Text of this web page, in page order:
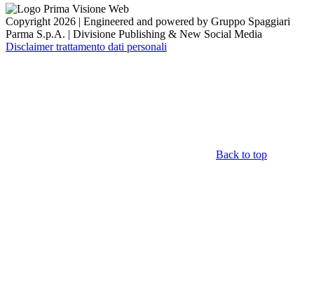
Copyright 2026 | Engineered and powered by Gruppo Spaggiari
Parma S.p.A. | Divisione Publishing & New Social Media
Disclaimer trattamento dati personali
Back to top